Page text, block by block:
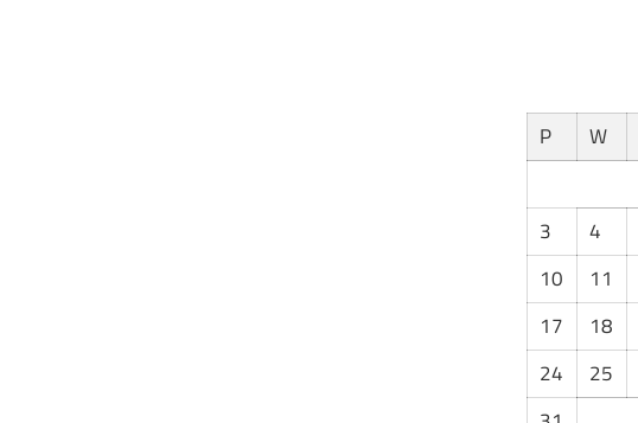
P
W
3
4
10
11
17
18
24
25